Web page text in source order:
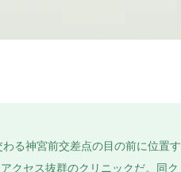
る神宮前交差点の目の前に位置
クセス抜群のクリニックだ。同